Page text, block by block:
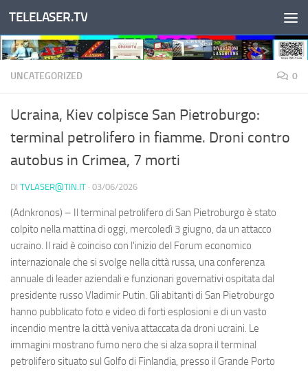
Salta al contenuto
TELELASER.TV
UNCATEGORIZED 0
Ucraina, Kiev colpisce San Pietroburgo:
terminal petrolifero in fiamme. Droni contro
autobus in Crimea, 7 morti
DI TVLASER@TIN.IT · 03/06/2026
(Adnkronos) – Il terminal petrolifero di San Pietroburgo è stato
colpito nella mattina di oggi, mercoledì 3 giugno, da un attacco
ucraino. Il raid è coinciso con l'inizio del Forum economico
internazionale che si svolge nella città russa, una conferenza
annuale di leader aziendali e funzionari governativi ospitata dal
presidente russo Vladimir Putin. Gli abitanti di San Pietroburgo
hanno pubblicato foto e video di forti esplosioni e di un vasto
incendio mentre la città veniva attaccata da droni ucraini. Le
immagini mostrano fumo nero che si alza sopra il terminal
petrolifero situato sul Golfo di Finlandia, presso il Grande Porto